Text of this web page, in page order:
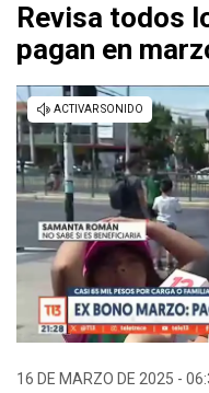
Revisa todos
pagan en
16 DE MARZO DE 2025 -